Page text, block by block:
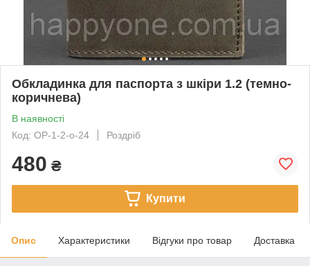
Обкладинка для паспорта з шкіри 1.2 (темно-
коричнева)
В наявності
Код: OP-1-2-o-24
Роздріб
480 ₴
Купити
Опис Характеристики Відгуки про товар Доставка